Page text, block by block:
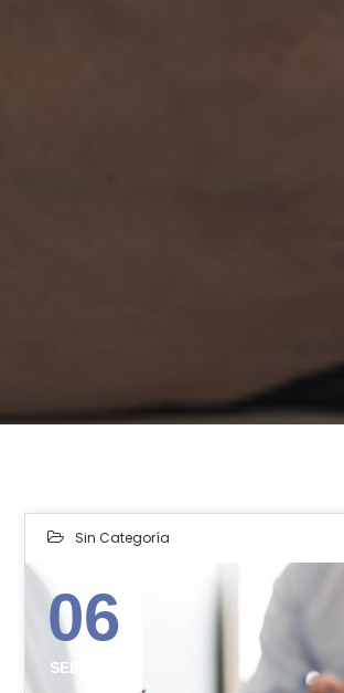
Sin Categoría
06
SEP 2024